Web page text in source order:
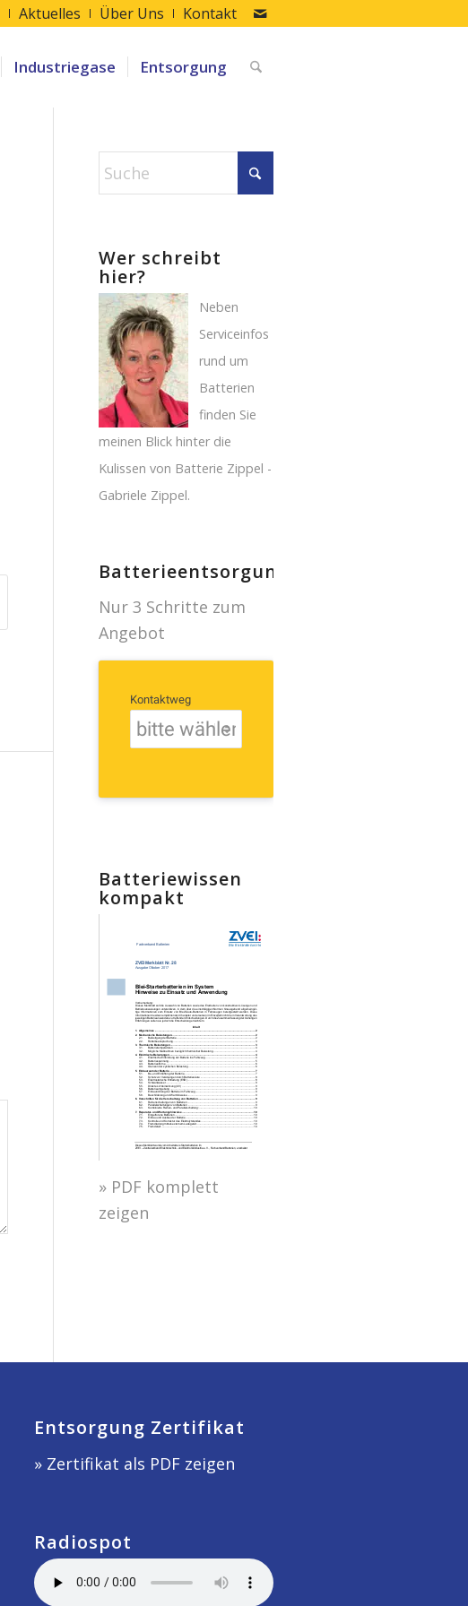
Aktuelles Über Uns Kontakt
Industriegase Entsorgung
Wer schreibt
hier?
Neben
Serviceinfos
rund um
Batterien
finden Sie
meinen Blick hinter die
Kulissen von Batterie Zippel -
Gabriele Zippel.
Batterieentsorgung
Nur 3 Schritte zum
Angebot
Kontaktweg
Batteriewissen
kompakt
» PDF komplett
zeigen
Entsorgung Zertifikat
» Zertifikat als PDF zeigen
Radiospot